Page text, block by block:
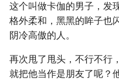
这个叫做卡伽的男子，发
格外柔和，黑黑的眸子也
阴冷高傲的人。
再次甩了甩头，不行不行
就把他当作是朋友了呢？